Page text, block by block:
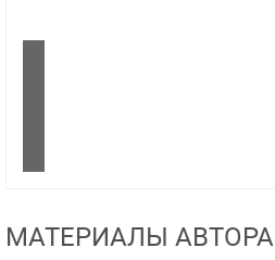
МАТЕРИАЛЫ АВТОРА